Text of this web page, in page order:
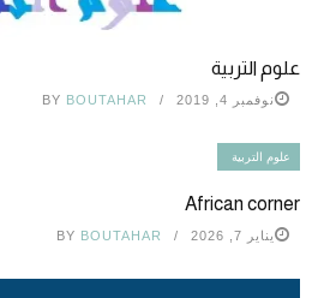
علوم التربية
نوفمبر 4, 2019 BY BOUTAHAR
علوم التربية
African corner
يناير 7, 2026 BY BOUTAHAR